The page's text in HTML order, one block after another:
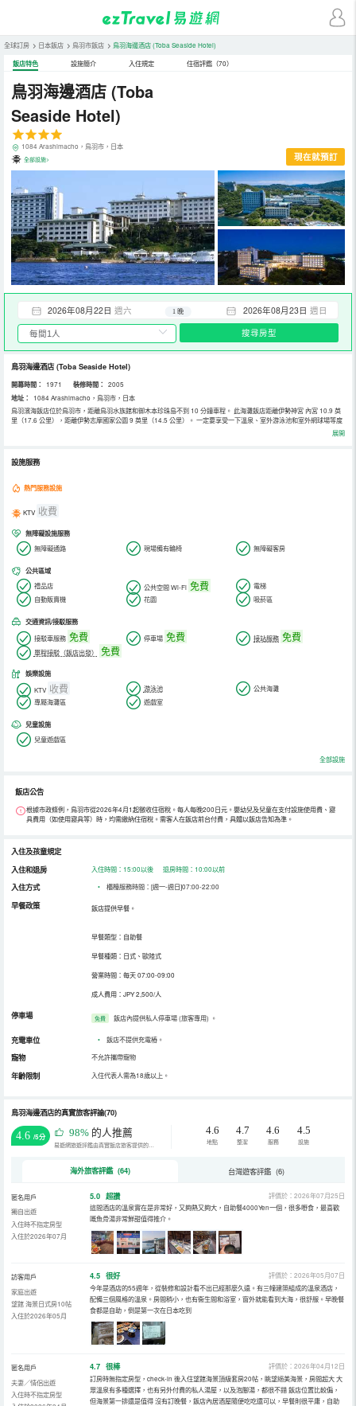
全球訂房 > 日本飯店 > 鳥羽市飯店 > 鳥羽海邊酒店(Toba Seaside Hotel)
飯店特色 設施簡介 入住規定 住宿評鑑（70）
鳥羽海邊酒店 (Toba
Seaside Hotel)
1084 Arashimacho，鳥羽市，日本
全部設施> 現在就預訂
2026年08月22日 週六 2026年08月23日 週日
1 晚
搜尋房型
鳥羽海邊酒店(Toba Seaside Hotel)
開幕時間： 1971 裝修時間： 2005
地址：
1084 Arashimacho，鳥羽市，日本
鳥羽濱海飯店位於鳥羽市，距離鳥羽水族館和御木本珍珠島不到 10 分鐘車程。 此海灘飯店距離伊勢神宮 內宮 10.9 英
里（17.6 公里），距離伊勢志摩國家公園 9 英里（14.5 公里）。 一定要享受一下溫泉、室外游泳池和室外網球場等度
假設施。此飯店還提供免費 WiFi、遊樂廳/遊戲室和禮品店/報攤。 飯店設有多家餐飲設施，包括 3 間餐廳和咖啡館。您
可以任選一家，簡單吃一點。忙碌了一天後，可以去酒吧/酒廊或池畔酒吧小酌一番，輕鬆一下。每日 07:00 至 09:00
務，此外還提供免費自助停車。 有 206 間空調客房提供冰箱；您定能在旅途中找到家的舒適。提供免費無線網絡，方
便您與朋友保持聯繫；有線頻道可滿足您的娛樂需求。配備淋浴/盆浴組合的私人浴室提供免費洗浴用品和坐浴桶。便利
展開
設施服務
熱門服務設施
KTV 收費
無障礙設施服務
無障礙通路 現場備有輪椅 無障礙客房
公共區域
禮品店 公共空間 Wi-Fi 免費
電梯
自動販賣機
花園 吸菸區
交通資訊/接駁服務
接駁車服務 免費 停車場 免費 接站服務 免費
單程接駁（飯店出發） 免費
娛樂設施
KTV 收費 游泳池
公共海灘
專屬海灘區
遊戲室
兒童設施
兒童遊戲區
全部設施
飯店公告
根據市政條例，鳥羽市從2026年4月1起徵收住宿稅。每人每晚200日元。嬰幼兒及兒童在支付設施使用費、寢
具費用（如使用寢具等）時，均需繳納住宿稅。需客人在飯店前台付費，具體以飯店告知為準。
入住及孩童規定
入住和退房
入住時間：15:00以後 退房時間：10:00以前
入住方式 • 櫃檯服務時間：[週一-週日]07:00-22:00
早餐政策 飯店提供早餐。
早餐類型：自助餐
早餐種類：日式、歐陸式
營業時間：每天 07:00-09:00
成人費用：JPY 2,500/人
停車場 免費 飯店內提供私人停車場 (旅客專用) 。
充電車位 • 飯店不提供充電樁。
寵物 不允許攜帶寵物
年齡限制 入住代表人需為18歲以上。
鳥羽海邊酒店的真實旅客評論(70)
4.6 /5分 98% 的人推薦
易遊網旅遊評鑑由真實飯店旅客提供的評鑑。
4.6
地點
4.7
整潔
4.6
服務
4.5
設施
海外旅客評鑑 (64) 台灣遊客評鑑 (6)
匿名用戶
獨自出遊
入住時不指定房型
入住於2026年07月
5.0 超讚
評價於：2026年07月25日
這間酒店的溫泉實在是非常好，又夠熱又夠大，自助餐4000Yen一個，很多嘢食，最喜歡
嘅魚骨湯非常鮮甜值得推介。
訪客用戶
家庭出遊
望館 海景日式房10帖
入住於2026年05月
4.5 很好
評價於：2026年05月07日
今年是酒店的55週年，從裝修和設計看不出已經那麼久遠。有三幢建築組成的溫泉酒店，
配備三個風格的溫泉。房間稍小，也有衞生間和浴室，窗外就能看到大海，很舒服。早晚餐
食都是自助，倒是第一次在日本吃到
匿名用戶
夫妻／情侶出遊
入住時不指定房型
4.7 很棒
評價於：2026年04月12日
訂房時無指定房型，check-in 後入住望館海景頂級套房20帖，眺望絕美海景，房間超大 大
眾溫泉有多種選擇，也有另外付費的私人湯屋，以及泡腳湯，都很不錯 飯店位置比較偏，
但海景第一排還是值得 沒有訂晚餐，飯店內居酒屋隨便吃吃還可以，早餐則很平庸，自助